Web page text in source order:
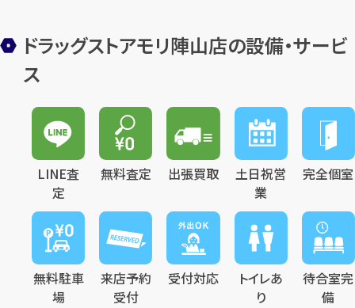
最短1分！今すぐ査定金額をお伝えいた
まずはお電話で無料査定
【総合受付】24時間・年中無休(年末年
始除く)
メールで無料相談する
ドラッグストアモリ陣山店の設備・サービ
ス
LINE査
定
無料査定 出張買取
土日祝営
業
完全個室
無料駐車
場
来店予約
受付
受付対応
トイレあ
り
待合室完
備